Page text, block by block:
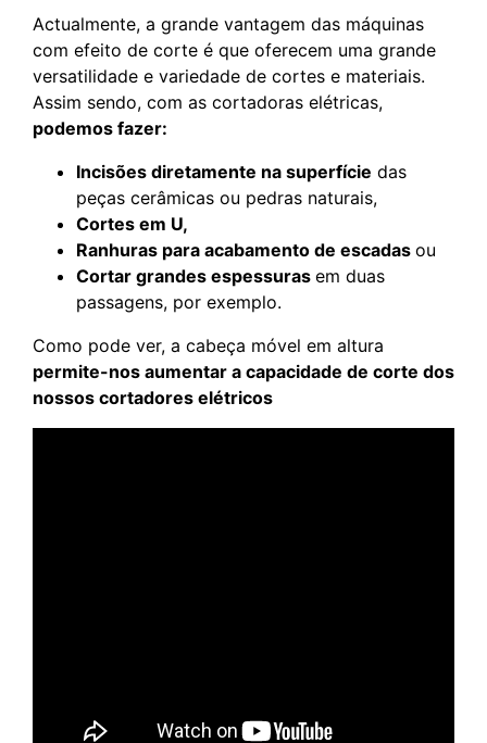
Actualmente, a grande vantagem das máquinas
com efeito de corte é que oferecem uma grande
versatilidade e variedade de cortes e materiais.
Assim sendo, com as cortadoras elétricas,
podemos fazer:
Incisões diretamente na superfície das
peças cerâmicas ou pedras naturais,
Cortes em U,
Ranhuras para acabamento de escadas ou
Cortar grandes espessuras em duas
passagens, por exemplo.
Como pode ver, a cabeça móvel em altura
permite-nos aumentar a capacidade de corte dos
nossos cortadores elétricos